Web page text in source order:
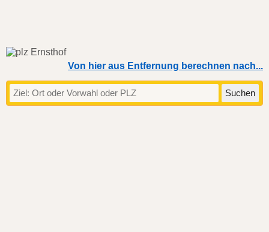
Von hier aus Entfernung berechnen nach...